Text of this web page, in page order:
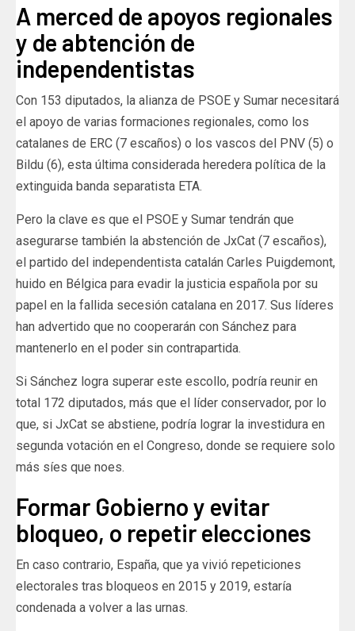
A merced de apoyos regionales
y de abtención de
independentistas
Con 153 diputados, la alianza de PSOE y Sumar necesitará
el apoyo de varias formaciones regionales, como los
catalanes de ERC (7 escaños) o los vascos del PNV (5) o
Bildu (6), esta última considerada heredera política de la
extinguida banda separatista ETA.
Pero la clave es que el PSOE y Sumar tendrán que
asegurarse también la abstención de JxCat (7 escaños),
el partido del independentista catalán Carles Puigdemont,
huido en Bélgica para evadir la justicia española por su
papel en la fallida secesión catalana en 2017. Sus líderes
han advertido que no cooperarán con Sánchez para
mantenerlo en el poder sin contrapartida.
Si Sánchez logra superar este escollo, podría reunir en
total 172 diputados, más que el líder conservador, por lo
que, si JxCat se abstiene, podría lograr la investidura en
segunda votación en el Congreso, donde se requiere solo
más síes que noes.
Formar Gobierno y evitar
bloqueo, o repetir elecciones
En caso contrario, España, que ya vivió repeticiones
electorales tras bloqueos en 2015 y 2019, estaría
condenada a volver a las urnas.